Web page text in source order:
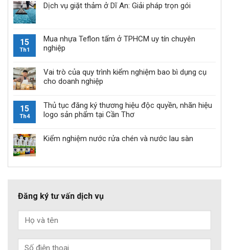
Dịch vụ giặt thảm ở Dĩ An: Giải pháp trọn gói
15
Th1
Mua nhựa Teflon tấm ở TPHCM uy tín chuyên
nghiệp
Vai trò của quy trình kiểm nghiệm bao bì dụng cụ
cho doanh nghiệp
15
Th4
Thủ tục đăng ký thương hiệu độc quyền, nhãn hiệu
logo sản phẩm tại Cần Thơ
Kiểm nghiệm nước rửa chén và nước lau sàn
Đăng ký tư vấn dịch vụ